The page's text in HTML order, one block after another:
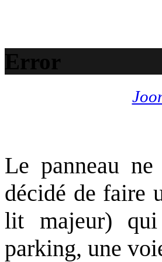
Error
Le panneau
décidé de faire
lit majeur) qui
parking, une